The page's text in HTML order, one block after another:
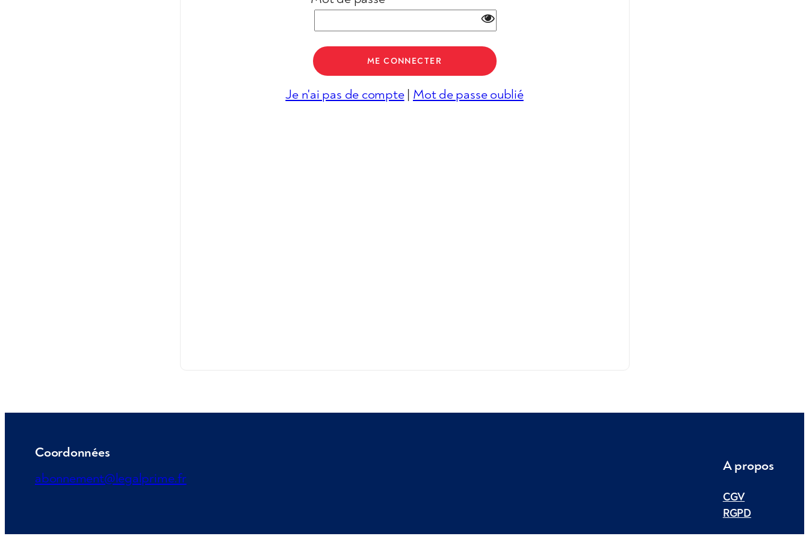
Je n'ai pas de compte| Mot de passe oublié
Coordonnées
abonnement@legalprime.fr
A propos
CGV
RGPD